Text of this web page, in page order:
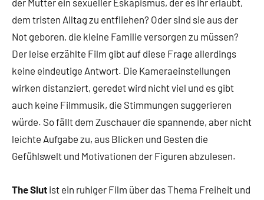
der Mutter ein sexueller Eskapismus, der es ihr erlaubt,
dem tristen Alltag zu entfliehen? Oder sind sie aus der
Not geboren, die kleine Familie versorgen zu müssen?
Der leise erzählte Film gibt auf diese Frage allerdings
keine eindeutige Antwort. Die Kameraeinstellungen
wirken distanziert, geredet wird nicht viel und es gibt
auch keine Filmmusik, die Stimmungen suggerieren
würde. So fällt dem Zuschauer die spannende, aber nicht
leichte Aufgabe zu, aus Blicken und Gesten die
Gefühlswelt und Motivationen der Figuren abzulesen.
The Slut ist ein ruhiger Film über das Thema Freiheit und